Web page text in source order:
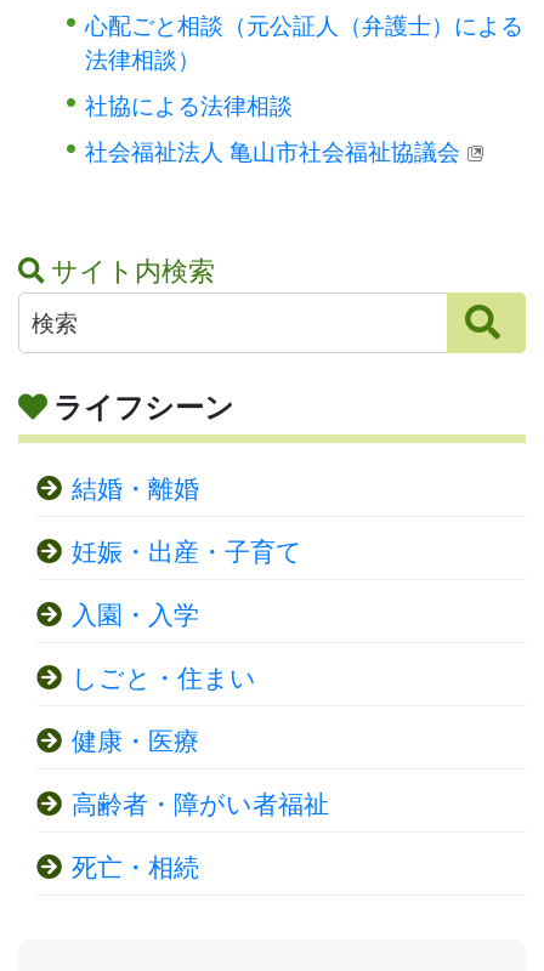
心配ごと相談（元公証人（弁護士）による
法律相談）
社協による法律相談
社会福祉法人 亀山市社会福祉協議会
サイト内検索
ライフシーン
結婚・離婚
妊娠・出産・子育て
入園・入学
しごと・住まい
健康・医療
高齢者・障がい者福祉
死亡・相続